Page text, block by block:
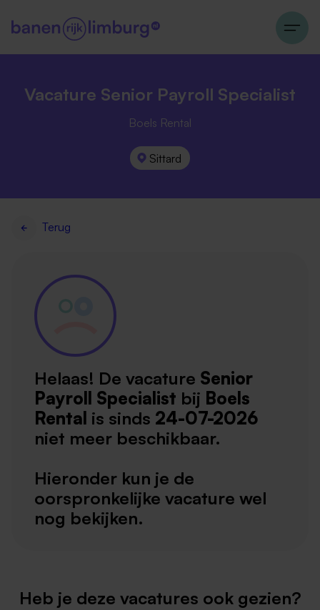
Vacature Senior Payroll Specialist
Boels Rental
Sittard
Terug
Helaas! De vacature Senior
Payroll Specialist bij Boels
Rental is sinds 24-07-2026
niet meer beschikbaar.
Hieronder kun je de
oorspronkelijke vacature wel
nog bekijken.
Heb je deze vacatures ook gezien?